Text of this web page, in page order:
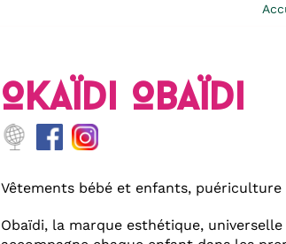
Okaïdi Obaïdi
Vêtements bébé et enfants, puériculture
Obaïdi, la marque esthétique,